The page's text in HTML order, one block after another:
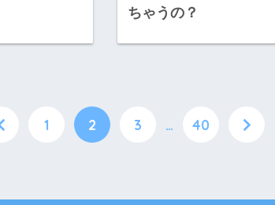
ちゃうの？
1 2 3 … 40